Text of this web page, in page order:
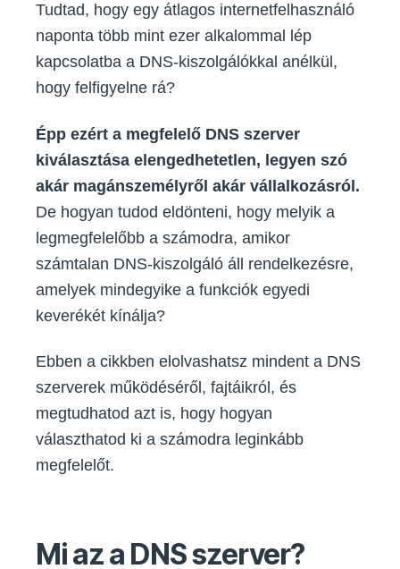
Tudtad, hogy egy átlagos internetfelhasználó
naponta több mint ezer alkalommal lép
kapcsolatba a DNS-kiszolgálókkal anélkül,
hogy felfigyelne rá?
Épp ezért a megfelelő DNS szerver
kiválasztása elengedhetetlen, legyen szó
akár magánszemélyről akár vállalkozásról.
De hogyan tudod eldönteni, hogy melyik a
legmegfelelőbb a számodra, amikor
számtalan DNS-kiszolgáló áll rendelkezésre,
amelyek mindegyike a funkciók egyedi
keverékét kínálja?
Ebben a cikkben elolvashatsz mindent a DNS
szerverek működéséről, fajtáikról, és
megtudhatod azt is, hogy hogyan
választhatod ki a számodra leginkább
megfelelőt.
Mi az a DNS szerver?